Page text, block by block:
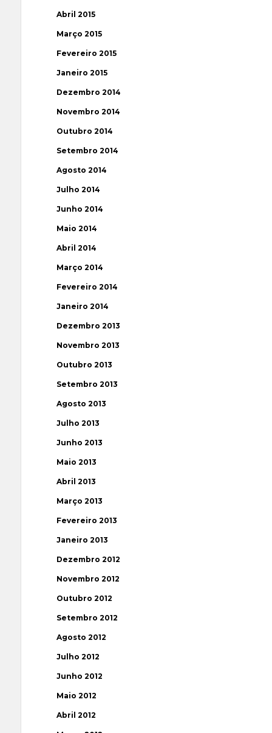
Abril 2015
Março 2015
Fevereiro 2015
Janeiro 2015
Dezembro 2014
Novembro 2014
Outubro 2014
Setembro 2014
Agosto 2014
Julho 2014
Junho 2014
Maio 2014
Abril 2014
Março 2014
Fevereiro 2014
Janeiro 2014
Dezembro 2013
Novembro 2013
Outubro 2013
Setembro 2013
Agosto 2013
Julho 2013
Junho 2013
Maio 2013
Abril 2013
Março 2013
Fevereiro 2013
Janeiro 2013
Dezembro 2012
Novembro 2012
Outubro 2012
Setembro 2012
Agosto 2012
Julho 2012
Junho 2012
Maio 2012
Abril 2012